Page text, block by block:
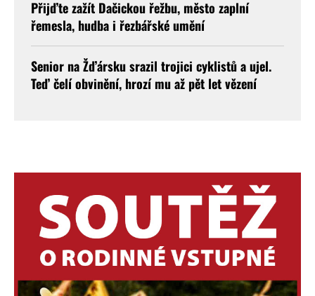
Přijďte zažít Dačickou řežbu, město zaplní
řemesla, hudba i řezbářské umění
Senior na Žďársku srazil trojici cyklistů a ujel.
Teď čelí obvinění, hrozí mu až pět let vězení